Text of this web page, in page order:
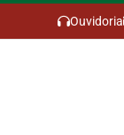
Ouvidoria